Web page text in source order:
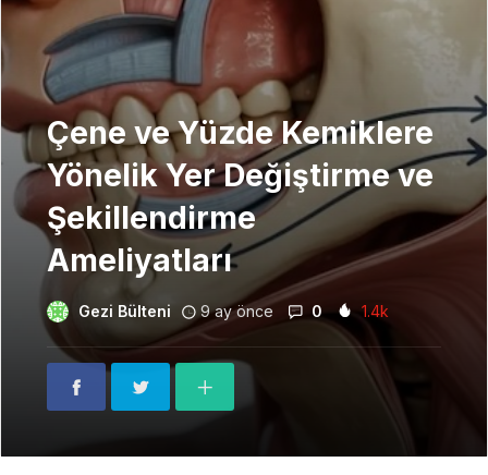
Çene ve Yüzde Kemiklere
Yönelik Yer Değiştirme ve
Şekillendirme
Ameliyatları
Gezi Bülteni 9 ay önce 0 1.4k